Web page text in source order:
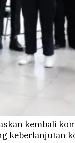
kembali
keberlanjutan